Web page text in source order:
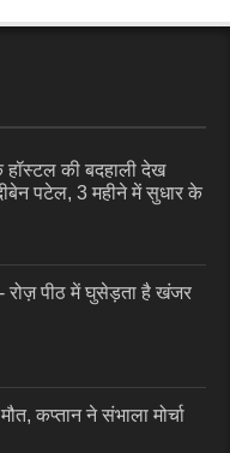
हॉस्टल की बदहाली देख
पटेल, 3 महीने में सुधार के
रोज़ पीठ में घुसेड़ता है खंजर
कप्तान ने संभाला मोर्चा